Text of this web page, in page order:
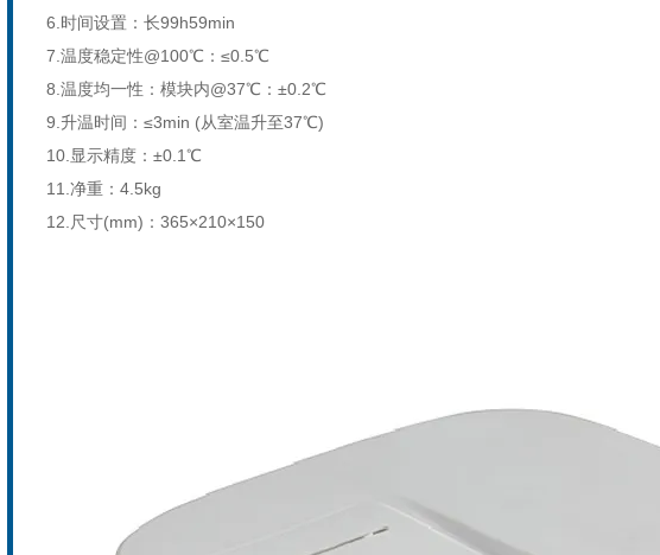
6.时间设置：长99h59min
7.温度稳定性@100℃：≤0.5℃
8.温度均一性：模块内@37℃：±0.2℃
9.升温时间：≤3min (从室温升至37℃)
10.显示精度：±0.1℃
11.净重：4.5kg
12.尺寸(mm)：365×210×150